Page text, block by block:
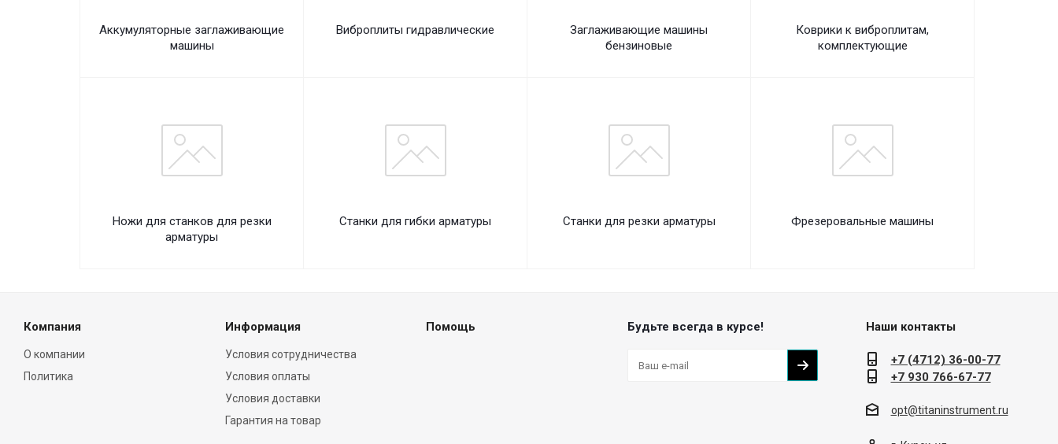
Аккумуляторные заглаживающие
машины
Виброплиты гидравлические
Заглаживающие машины
бензиновые
Коврики к виброплитам,
комплектующие
Ножи для станков для резки
арматуры
Станки для гибки арматуры Станки для резки арматуры Фрезеровальные машины
Компания
О компании
Политика
Информация
Условия сотрудничества
Условия оплаты
Условия доставки
Гарантия на товар
Помощь Будьте всегда в курсе! Наши контакты
+7 (4712) 36-00-77
+7 930 766-67-77
opt@titaninstrument.ru